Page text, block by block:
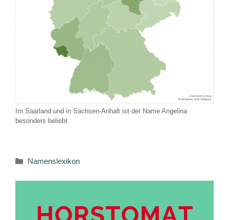
Im Saarland und in Sachsen-Anhalt ist der Name Angelina
besonders beliebt.
Kategorien
Namenslexikon